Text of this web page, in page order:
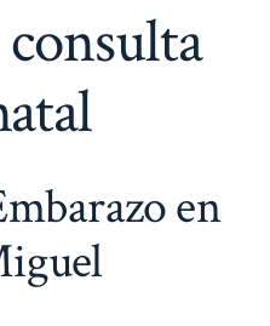
consulta
en